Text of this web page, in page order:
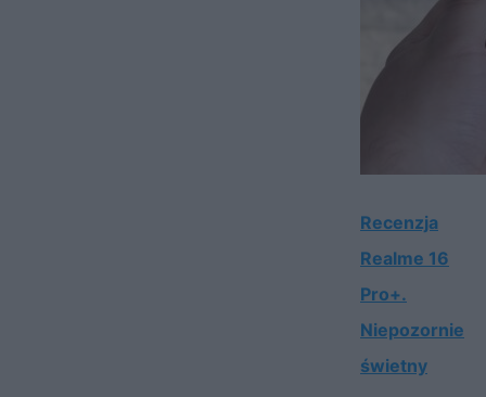
Recenzja
Realme 16
Pro+.
Niepozornie
świetny